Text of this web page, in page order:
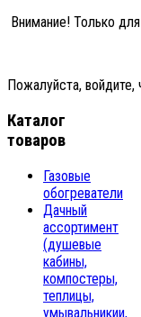
Внимание! Только
Пожалуйста, войдите,
Каталог
товаров
Газовые
обогреватели
Дачный
ассортимент
(душевые
кабины,
компостеры,
теплицы,
умывальникии,